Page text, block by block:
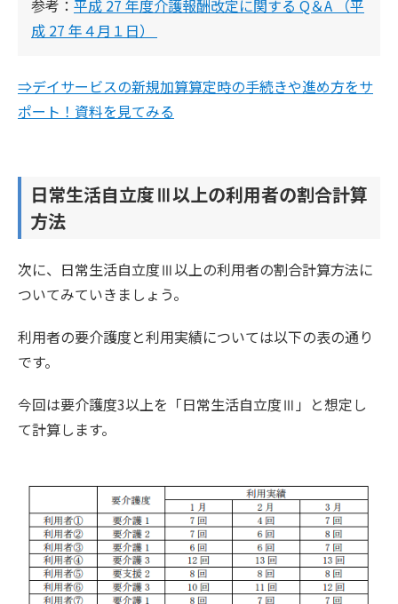
参考： 平成 27 年度介護報酬改定に関する Q＆A （平
成 27 年４月１日）
⇒デイサービスの新規加算算定時の手続きや進め方をサ
ポート！資料を見てみる
日常生活自立度Ⅲ以上の利用者の割合計算
方法
次に、日常生活自立度Ⅲ以上の利用者の割合計算方法に
ついてみていきましょう。
利用者の要介護度と利用実績については以下の表の通り
です。
今回は要介護度3以上を「日常生活自立度Ⅲ」と想定し
て計算します。